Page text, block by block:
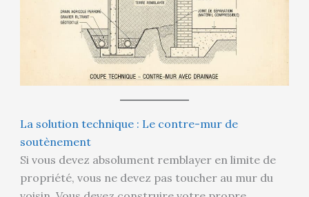
La solution technique : Le contre-mur de
soutènement
Si vous devez absolument remblayer en limite de
propriété, vous ne devez pas toucher au mur du